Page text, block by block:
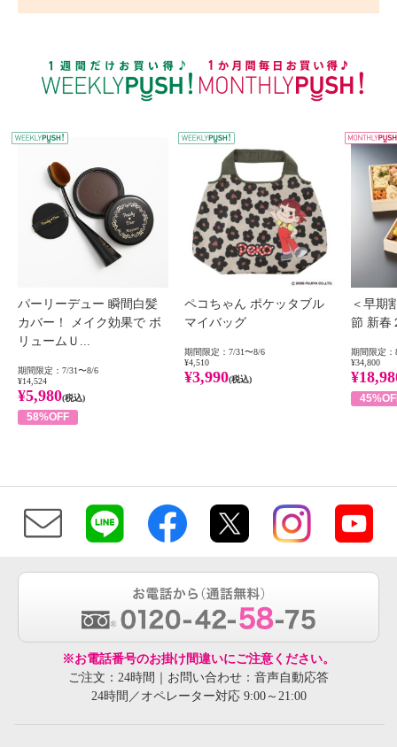
WEEKLY PUSH
パーリーデュー 瞬間白髪
カバー！ メイク効果で ボ
リュームＵ...
期間限定：7/31〜8/6
¥14,524
¥5,980(税込)
58%OFF
ペコちゃん ポケッタブル
マイバッグ
期間限定：7/31〜8/6
¥4,510
¥3,990(税込)
＜早期
節 新春
期間限定：
¥34,800
※お電話番号のお掛け間違いにご注意ください。
ご注文：24時間｜お問い合わせ：音声自動応答
24時間／オペレーター対応 9:00～21:00